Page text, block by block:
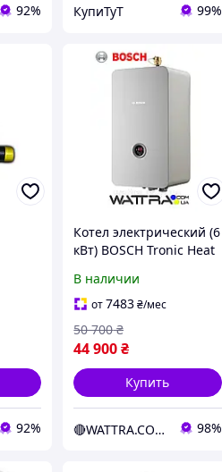
92% КупиТуТ 99%
92%
Котел электрический (6
кВт) BOSCH Tronic Heat
настенный с насосом и
расширительным
баком
В наличии
от7483₴/мес
44 900₴
50 700 ₴
Купить
🔴WATTRA.COM.UA - дело техники... 98%